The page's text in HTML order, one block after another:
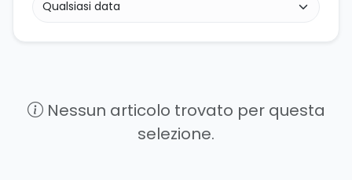
Nessun articolo trovato per questa
selezione.